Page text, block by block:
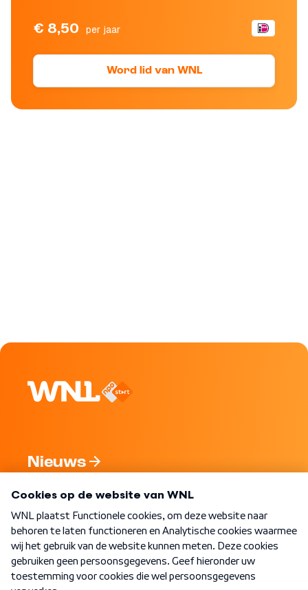
€ 8,50 per jaar
Word lid van WNL
Nieuws
Nieuwsbrief
Word Lid